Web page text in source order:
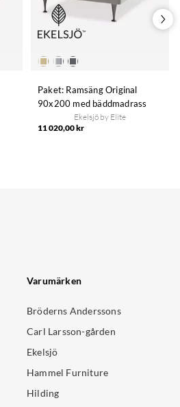
Paket: Ramsäng Original
90x200 med bäddmadrass
Ekelsjö by Elite
11 020,00 kr
Varumärken
Bröderns Anderssons
Carl Larsson-gården
Ekelsjö
Hammel Furniture
Hilding